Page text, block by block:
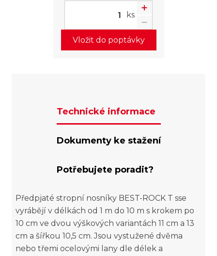
ks
Vložit do poptávky
Technické informace
Dokumenty ke stažení
Potřebujete poradit?
Předpjaté stropní nosníky BEST-ROCK T sse
vyrábějí v délkách od 1 m do 10 m s krokem po
10 cm ve dvou výškových variantách 11 cm a 13
cm a šířkou 10,5 cm. Jsou vystužené dvěma
nebo třemi ocelovými lany dle délek a